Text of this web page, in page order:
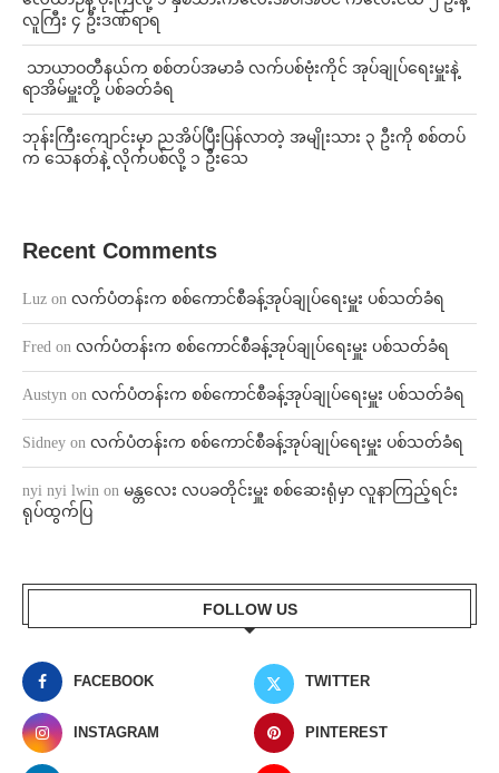
လူကြီး ၄ ဦးဒဏ်ရာရ
⁩ ⁨သာယာဝတီနယ်က စစ်တပ်အမာခံ လက်ပစ်ဗုံးကိုင် အုပ်ချုပ်ရေးမှူးနဲ့
ရာအိမ်မှူးတို့ ပစ်ခတ်ခံရ
ဘုန်းကြီးကျောင်းမှာ ညအိပ်ပြီးပြန်လာတဲ့ အမျိုးသား ၃ ဦးကို စစ်တပ်
က သေနတ်နဲ့ လိုက်ပစ်လို့ ၁ ဦးသေ
Recent Comments
Luz on လက်ပံတန်းက စစ်ကောင်စီခန့်အုပ်ချုပ်ရေးမှူး ပစ်သတ်ခံရ
Fred on လက်ပံတန်းက စစ်ကောင်စီခန့်အုပ်ချုပ်ရေးမှူး ပစ်သတ်ခံရ
Austyn on လက်ပံတန်းက စစ်ကောင်စီခန့်အုပ်ချုပ်ရေးမှူး ပစ်သတ်ခံရ
Sidney on လက်ပံတန်းက စစ်ကောင်စီခန့်အုပ်ချုပ်ရေးမှူး ပစ်သတ်ခံရ
nyi nyi lwin on မန္တလေး လပခတိုင်းမှူး စစ်ဆေးရုံမှာ လူနာကြည့်ရင်း
ရုပ်ထွက်ပြ
FOLLOW US
FACEBOOK TWITTER
INSTAGRAM PINTEREST